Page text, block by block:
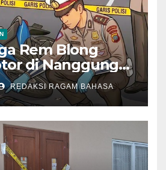
Rem Blong
di Nanggung
Orang Tewas
REDAKSI RAGAM BAHASA